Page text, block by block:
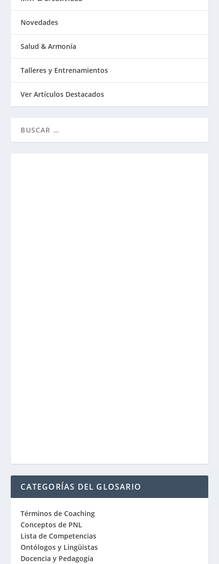
Novedades
Salud & Armonía
Talleres y Entrenamientos
Ver Artículos Destacados
CATEGORÍAS DEL GLOSARIO
Términos de Coaching
Conceptos de PNL
Lista de Competencias
Ontólogos y Lingüistas
Docencia y Pedagogía